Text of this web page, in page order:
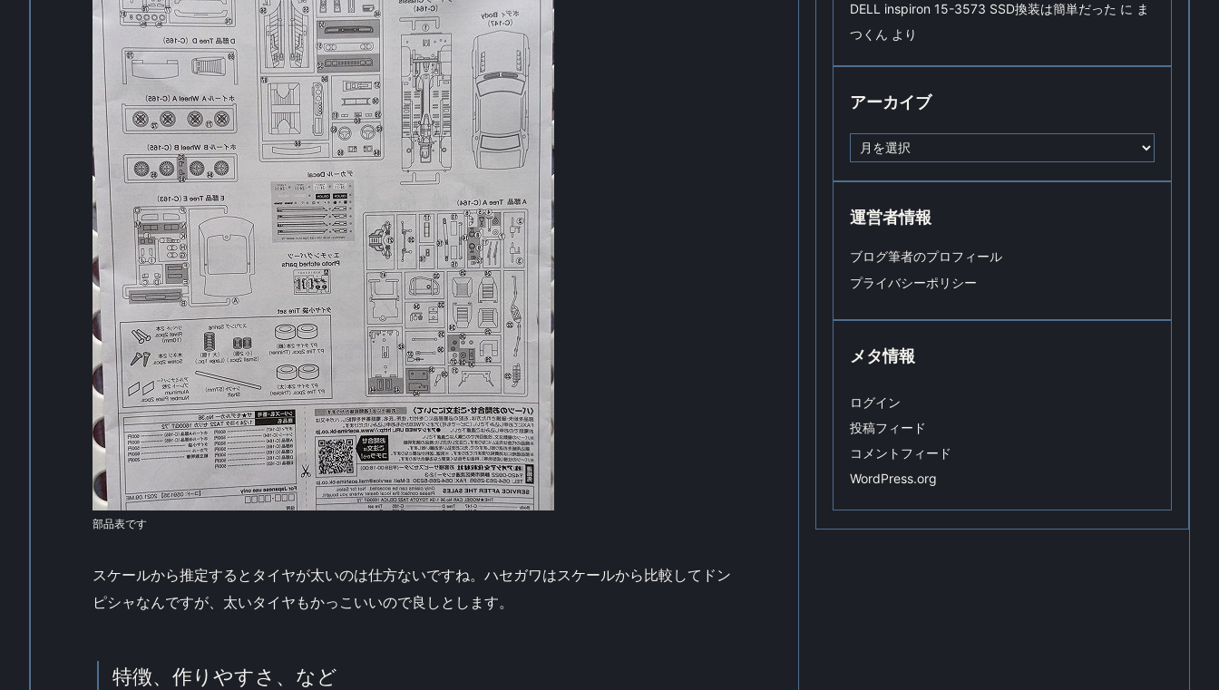
部品表です
スケールから推定するとタイヤが太いのは仕方ないですね。ハセガワはスケールから比較してドン
ピシャなんですが、太いタイヤもかっこいいので良しとします。
特徴、作りやすさ、など
DELL inspiron 15-3573 SSD換装は簡単だった に ま
つくん より
アーカイブ
ー
ブ
運営者情報
ブログ筆者のプロフィール
プライバシーポリシー
メタ情報
ログイン
投稿フィード
コメントフィード
WordPress.org